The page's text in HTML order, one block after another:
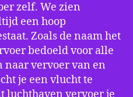
zelf. We zien
een hoop
Zoals de naam het
bedoeld voor alle
naar vervoer van en
je een vlucht te